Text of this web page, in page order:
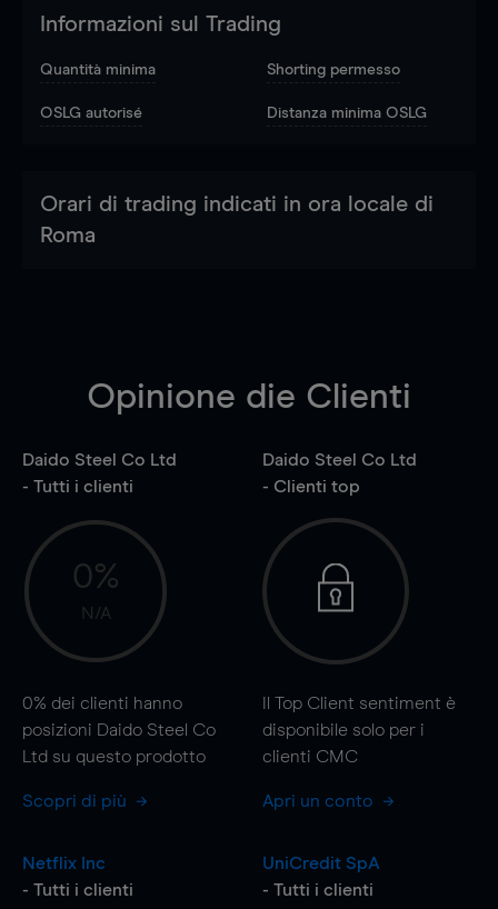
Informazioni sul Trading
Quantità minima Shorting permesso
OSLG autorisé Distanza minima OSLG
Orari di trading indicati in ora locale di
Roma
Opinione die Clienti
Daido Steel Co Ltd
- Tutti i clienti
0%
N/A
0% dei clienti hanno
posizioni Daido Steel Co
Ltd su questo prodotto
Scopri di più
Daido Steel Co Ltd
- Clienti top
Il Top Client sentiment è
disponibile solo per i
clienti CMC
Apri un conto
Netflix Inc
- Tutti i clienti
UniCredit SpA
- Tutti i clienti